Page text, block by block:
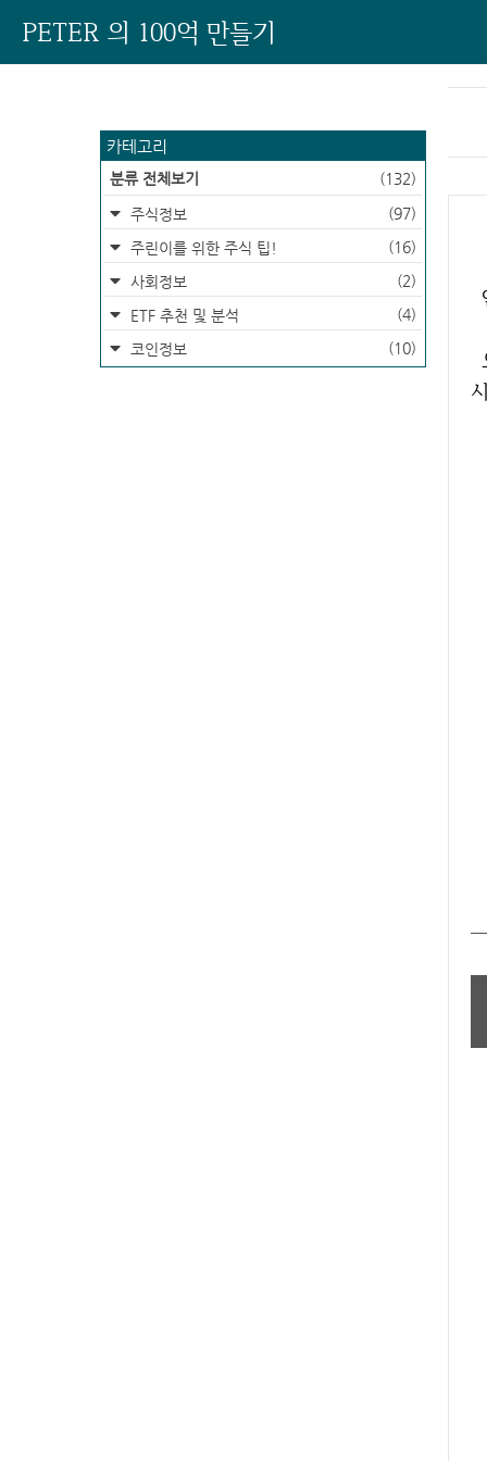
PETER 의 100억 만들기
오늘은 조금 생소
카테고리
분류 전체보기 (132)
주식정보
(97)
주린이를 위한 주식 팁!
(16)
사회정보
(2)
ETF 추천 및 분석
(4)
코인정보
(10)